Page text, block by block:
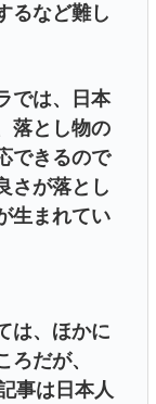
るなど難し
では、日本
落とし物の
できるので
さが落とし
生まれてい
は、ほかに
ろだが、
事は日本人